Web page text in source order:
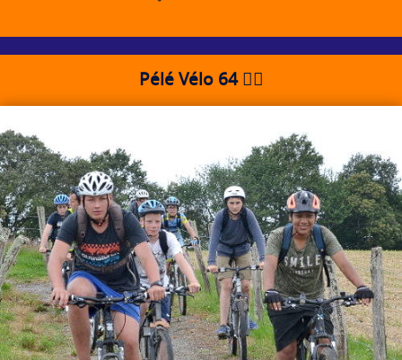
Pélé Vélo 64 🚴‍♂️